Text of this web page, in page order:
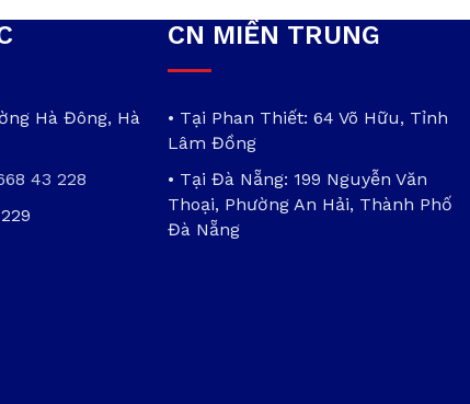
Hà Đông, Hà
43 228
CN MIỀN TRUNG
• Tại Phan Thiết: 64 Võ Hữu, Tỉnh
Lâm Đồng
• Tại Đà Nẵng: 199 Nguyễn Văn
Thoại, Phường An Hải, Thành Phố
Đà Nẵng